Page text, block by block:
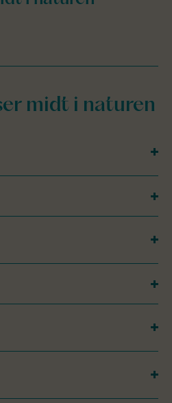
midt i naturen